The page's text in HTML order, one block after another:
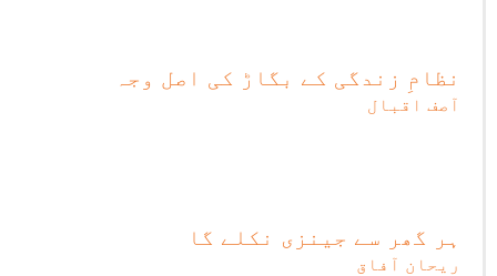
نظامِ زندگی کے بگاڑ کی اصل وجہ
آصف اقبال
ہر گھر سے جینزی نکلے گا
ریحان آفاق